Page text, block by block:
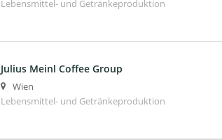
Lebensmittel- und Getränkeproduktion
Julius Meinl Coffee Group
Wien
Lebensmittel- und Getränkeproduktion